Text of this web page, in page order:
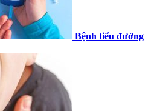
Bệnh tiểu đường